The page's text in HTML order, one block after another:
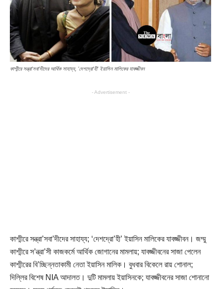
কাশ্মীরে সন্ত্রা'সবা'দীদের আর্থিক সাহায্য, 'দেশদ্রো'হী' ইয়াসিন মালিকের যাবজ্জীবন
- Advertisement -
কাশ্মীরে সন্ত্রা’সবা’দীদের সাহায্য; ‘দেশদ্রো’হী’ ইয়াসিন মালিকের যাবজ্জীবন। জম্মু
কাশ্মীরে স’ন্ত্রা’সী কাজকর্মে আর্থিক জোগানের মামলায়; যাবজ্জীবনের সাজা পেলেন
কাশ্মীরের বি’চ্ছিন্নতাকামী নেতা ইয়াসিন মালিক। বুধবার বিকেলে রায় শোনাল;
দিল্লির বিশেষ NIA আদালত। দুটি মামলায় ইয়াসিনকে; যাবজ্জীবনের সাজা শোনানো